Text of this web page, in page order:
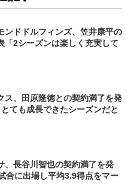
ンドドルフィンズ、笠井康平の
「2シーズンは楽しく充実して
ス、田原隆徳との契約満了を発
ても成長できたシーズンだと
、長谷川智也の契約満了を発
合に出場し平均3.9得点をマー